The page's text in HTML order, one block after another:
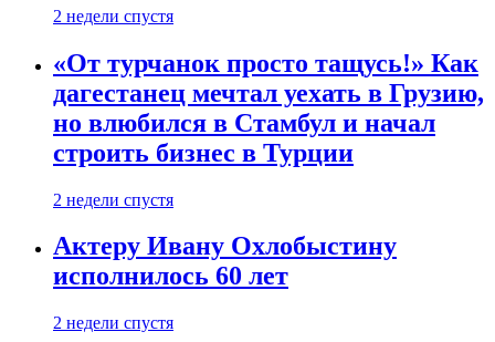
2 недели спустя
«От турчанок просто тащусь!» Как
дагестанец мечтал уехать в Грузию,
но влюбился в Стамбул и начал
строить бизнес в Турции
2 недели спустя
Актеру Ивану Охлобыстину
исполнилось 60 лет
2 недели спустя